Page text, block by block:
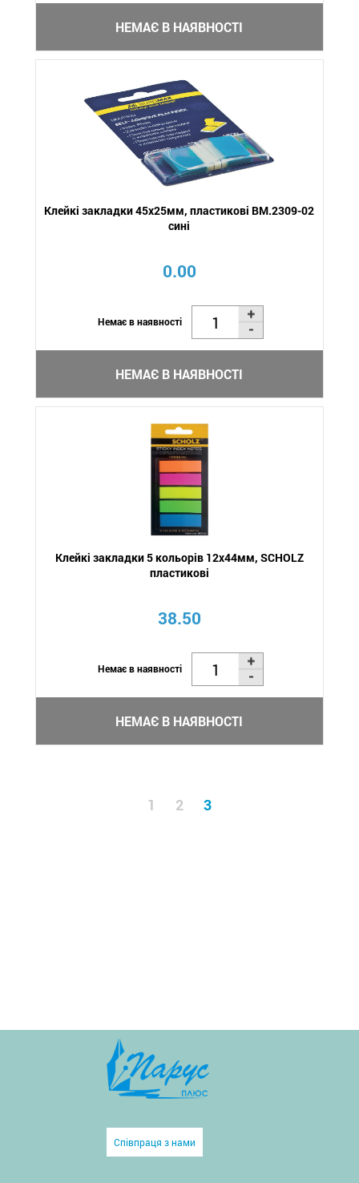
НЕМАЄ В НАЯВНОСТІ
Клейкі закладки 45x25мм, пластикові BM.2309-02
сині
0.00
Немає в наявності
НЕМАЄ В НАЯВНОСТІ
Клейкі закладки 5 кольорів 12х44мм, SCHOLZ
пластикові
38.50
Немає в наявності
НЕМАЄ В НАЯВНОСТІ
1 2 3
Співпраця з нами